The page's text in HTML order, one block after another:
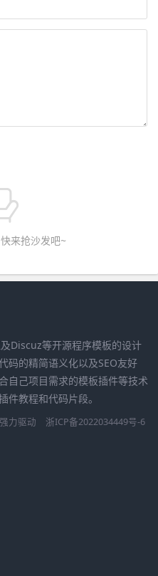
来抢沙发吧~
Discuz等开源程序模板的设计
码的精简语义化以及SEO友好
自己项目需求的模板插件等技术
件教程和代码片段。
强力驱动 浙ICP备2022034449号-6